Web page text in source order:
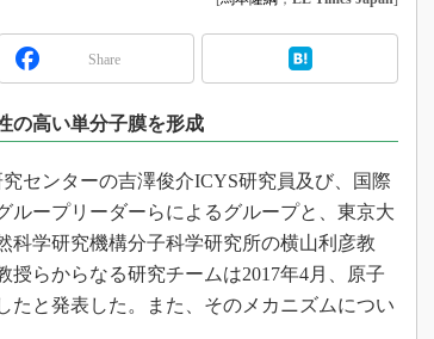
エレクトロニクス入門（EDN
the
仕掛けた社内
Share
の高い単分子膜を形成
センターの吉澤俊介ICYS研究員及び、国際
ループリーダーらによるグループと、東京大
科学研究機構分子科学研究所の横山利彦教
らからなる研究チームは2017年4月、原子
たと発表した。また、そのメカニズムについ